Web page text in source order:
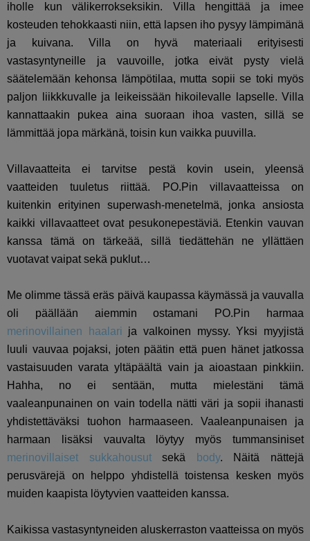
iholle kun välikerrokseksikin. Villa hengittää ja imee
kosteuden tehokkaasti niin, että lapsen iho pysyy lämpimänä
ja kuivana. Villa on hyvä materiaali erityisesti
vastasyntyneille ja vauvoille, jotka eivät pysty vielä
säätelemään kehonsa lämpötilaa, mutta sopii se toki myös
paljon liikkkuvalle ja leikeissään hikoilevalle lapselle. Villa
kannattaakin pukea aina suoraan ihoa vasten, sillä se
lämmittää jopa märkänä, toisin kun vaikka puuvilla.
Villavaatteita ei tarvitse pestä kovin usein, yleensä
vaatteiden tuuletus riittää. PO.Pin villavaatteissa on
kuitenkin erityinen superwash-menetelmä, jonka ansiosta
kaikki villavaatteet ovat pesukonepestäviä. Etenkin vauvan
kanssa tämä on tärkeää, sillä tiedättehän ne yllättäen
vuotavat vaipat sekä puklut…
Me olimme tässä eräs päivä kaupassa käymässä ja vauvalla
oli päällään aiemmin ostamani PO.Pin harmaa
merinovillainen haalari ja valkoinen myssy. Yksi myyjistä
luuli vauvaa pojaksi, joten päätin että puen hänet jatkossa
vastaisuuden varata yltäpäältä vain ja aioastaan pinkkiin.
Hahha, no ei sentään, mutta mielestäni tämä
vaaleanpunainen on vain todella nätti väri ja sopii ihanasti
yhdistettäväksi tuohon harmaaseen. Vaaleanpunaisen ja
harmaan lisäksi vauvalta löytyy myös tummansiniset
merinovillaiset sukkahousutsekä body. Näitä nättejä
perusvärejä on helppo yhdistellä toistensa kesken myös
muiden kaapista löytyvien vaatteiden kanssa.
Kaikissa vastasyntyneiden aluskerraston vaatteissa on myös